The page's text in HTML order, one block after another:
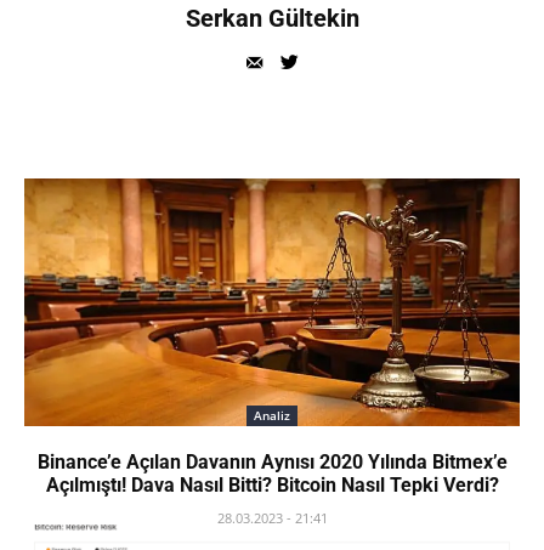
Serkan Gültekin
Analiz
Binance’e Açılan Davanın Aynısı 2020 Yılında Bitmex’e
Açılmıştı! Dava Nasıl Bitti? Bitcoin Nasıl Tepki Verdi?
28.03.2023 - 21:41